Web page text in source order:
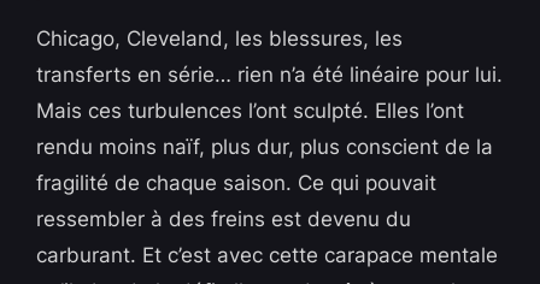
Chicago, Cleveland, les blessures, les
transferts en série… rien n’a été linéaire pour lui.
Mais ces turbulences l’ont sculpté. Elles l’ont
rendu moins naïf, plus dur, plus conscient de la
fragilité de chaque saison. Ce qui pouvait
ressembler à des freins est devenu du
carburant. Et c’est avec cette carapace mentale